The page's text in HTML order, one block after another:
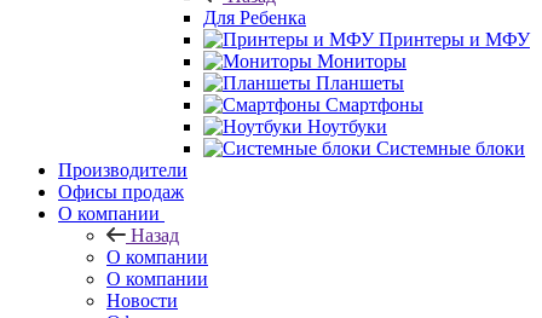
Для Ребенка
Принтеры и МФУ
Мониторы
Планшеты
Смартфоны
Ноутбуки
Системные блоки
Производители
Офисы продаж
О компании
Назад
О компании
О компании
Новости